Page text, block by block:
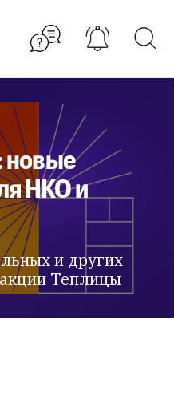
новые
НКО и
и других
Теплицы